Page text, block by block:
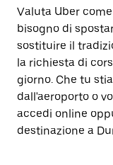
Valuta Uber
bisogno di
sostituire il
la richiesta di
giorno. Che tu
dall'aeroporto o
accedi online
destinazione a